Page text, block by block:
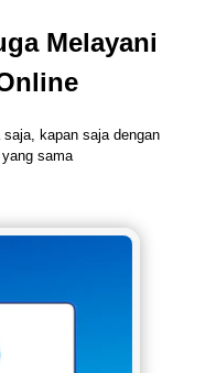
Melayani
saja, kapan saja dengan
sama